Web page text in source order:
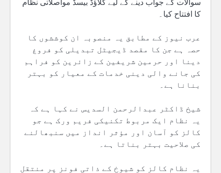
سوالات کے جواب دینے کے لیے کلاؤڈ بیسڈ مواصلاتی نظام
کا افتتاح کیا۔
عرب نیوز کے مطابق یہ منصوبہ ان کوششوں کا
حصہ ہے جن کا مقصد ڈیجیٹل تبدیلی کو فروغ
دینا اور حرمین شریفین کے زائرین کو فراہم
کی جانے والی دینی خدمات کے معیار کو بہتر
بنانا ہے۔
شیخ ڈاکٹر عبدالرحمن السدیس نے کہا ہے کہ
یہ نظام ایک مربوط تکنیکی فریم ورک ہے جو
کالز کو آسان اور مؤثر انداز میں سنبھالنے
کی صلاحیت بہتر بناتا ہے۔
یہ نظام کالز کو شیوخ کے ذاتی فونز پر منتقل